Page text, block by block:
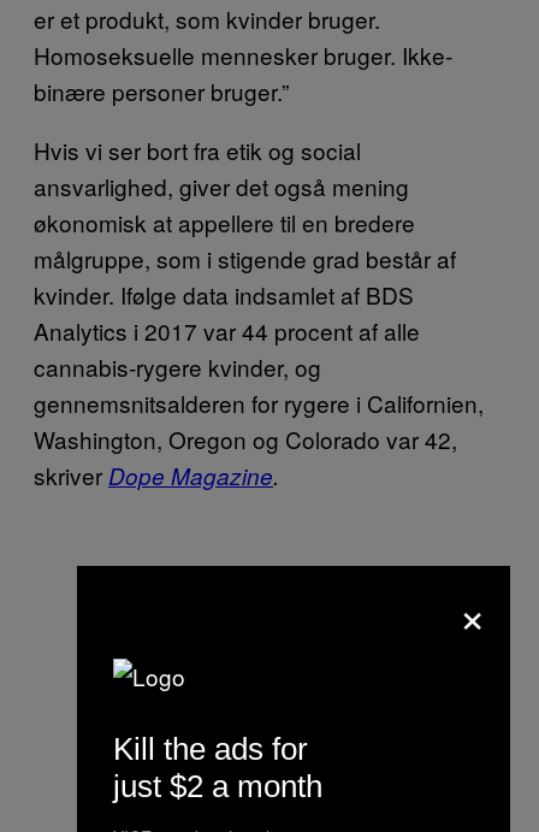
er et produkt, som kvinder bruger.
Homoseksuelle mennesker bruger. Ikke-
binære personer bruger.”
Hvis vi ser bort fra etik og social
ansvarlighed, giver det også mening
økonomisk at appellere til en bredere
målgruppe, som i stigende grad består af
kvinder. Ifølge data indsamlet af BDS
Analytics i 2017 var 44 procent af alle
cannabis-rygere kvinder, og
gennemsnitsalderen for rygere i Californien,
Washington, Oregon og Colorado var 42,
skriver Dope Magazine.
×
Kill the ads for
just $2 a month